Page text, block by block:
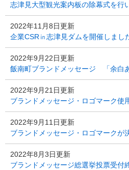
志津見大型観光案内板の除幕式を行
2022年11月8日更新
企業CSR㏌志津見ダムを開催しまし
2022年9月22日更新
飯南町ブランドメッセージ 「余白
2022年9月21日更新
ブランドメッセージ・ロゴマーク使
2022年9月11日更新
ブランドメッセージ・ロゴマークが
2022年8月3日更新
ブランドメッセージ総選挙投票受付